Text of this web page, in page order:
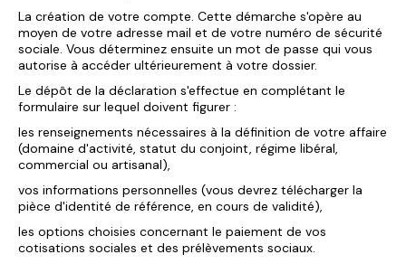
La création de votre compte. Cette démarche s'opère au
moyen de votre adresse mail et de votre numéro de sécurité
sociale. Vous déterminez ensuite un mot de passe qui vous
autorise à accéder ultérieurement à votre dossier.
Le dépôt de la déclaration s'effectue en complétant le
formulaire sur lequel doivent figurer :
les renseignements nécessaires à la définition de votre affaire
(domaine d'activité, statut du conjoint, régime libéral,
commercial ou artisanal),
vos informations personnelles (vous devrez télécharger la
pièce d'identité de référence, en cours de validité),
les options choisies concernant le paiement de vos
cotisations sociales et des prélèvements sociaux.